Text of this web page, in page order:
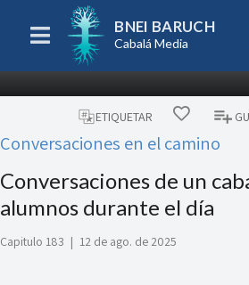
BNEI BARUCH
Cabalá Media
ETIQUETAR
Conversaciones en el camino
Conversaciones de un
alumnos durante el día
Capitulo 183 | 12 de ago. de 2025